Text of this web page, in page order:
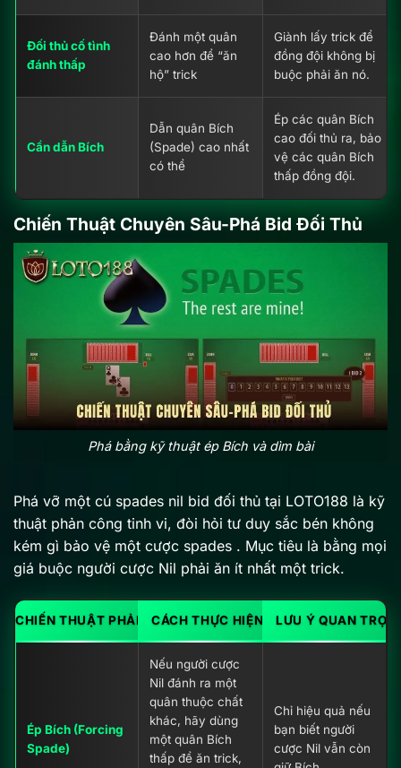
Đối thủ cố tình
đánh thấp
Đánh một quân
cao hơn để “ăn
hộ” trick
Giành lấy trick để
đồng đội không bị
buộc phải ăn nó.
Cần dẫn Bích
Dẫn quân Bích
(Spade) cao nhất
có thể
Ép các quân Bích
cao đối thủ ra, bảo
vệ các quân Bích
thấp đồng đội.
Chiến Thuật Chuyên Sâu-Phá Bid Đối Thủ
Phá bằng kỹ thuật ép Bích và dìm bài
Phá vỡ một cú spades nil bid đối thủ tại LOTO188 là kỹ
thuật phản công tinh vi, đòi hỏi tư duy sắc bén không
kém gì bảo vệ một cược spades . Mục tiêu là bằng mọi
giá buộc người cược Nil phải ăn ít nhất một trick.
CHIẾN THUẬT PHẢN CÔNGCÁCH THỰC HIỆN CỤ THỂLƯU Ý QUAN
Ép Bích (Forcing
Spade)
Nếu người cược
Nil đánh ra một
quân thuộc chất
khác, hãy dùng
một quân Bích
thấp để ăn trick,
Chỉ hiệu quả nếu
bạn biết người
cược Nil vẫn còn